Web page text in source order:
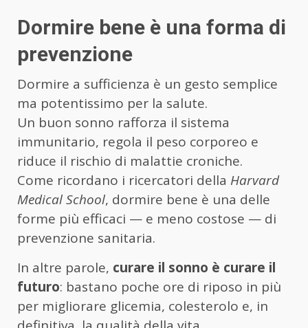
Dormire bene è una forma di
prevenzione
Dormire a sufficienza è un gesto semplice
ma potentissimo per la salute.
Un buon sonno rafforza il sistema
immunitario, regola il peso corporeo e
riduce il rischio di malattie croniche.
Come ricordano i ricercatori della Harvard
Medical School, dormire bene è una delle
forme più efficaci — e meno costose — di
prevenzione sanitaria.
In altre parole, curare il sonno è curare il
futuro: bastano poche ore di riposo in più
per migliorare glicemia, colesterolo e, in